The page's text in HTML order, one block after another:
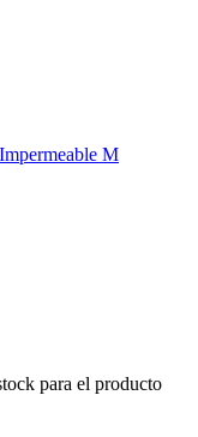
para el producto